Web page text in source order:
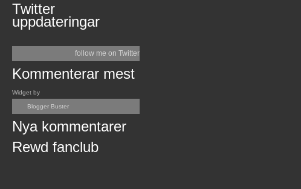
Twitter
uppdateringar
follow me on Twitter
Kommenterar mest
Widget by
Blogger Buster
Nya kommentarer
Rewd fanclub